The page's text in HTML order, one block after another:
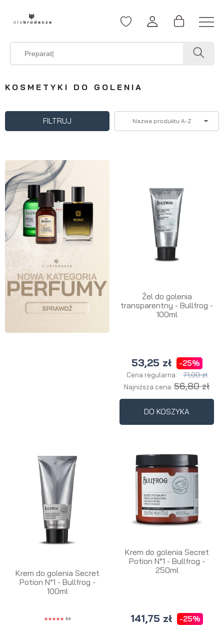
KOSMETYKI DO GOLENIA
FILTRUJ Nazwa produktu A-Z
Żel do golenia
transparentny - Bullfrog -
100ml
53,25 zł -25%
Cena regularna: 71,00 zł
Najniższa cena: 56,80 zł
DO KOSZYKA
Krem do golenia Secret
Potion N°1 - Bullfrog -
100ml
5.0
Krem do golenia Secret
Potion N°1 - Bullfrog -
250ml
141,75 zł -25%